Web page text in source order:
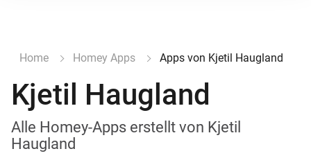
Home Homey Apps Apps von Kjetil Haugland
Kjetil Haugland
Alle Homey-Apps erstellt von Kjetil
Haugland